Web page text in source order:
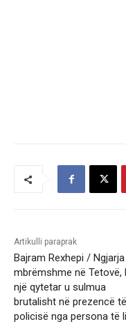
Artikulli paraprak
Bajram Rexhepi / Ngjarja
mbrëmshme në Tetovë,
një qytetar u sulmua
brutalisht në prezencë të
policisë nga persona të